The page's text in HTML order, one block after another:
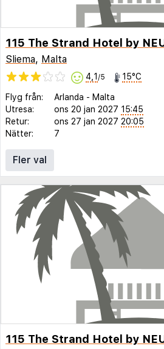
Sliema, Malta
4,1 /5 15°C
Flyg från: Arlanda - Malta
Utresa:
ons 20 jan 2027 15:45
Retur:
ons 27 jan 2027 20:05
Nätter:
7
Fler val